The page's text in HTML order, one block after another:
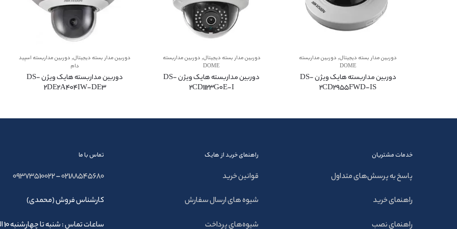
دوربین مدار بسته دیجیتال,دوربین مداربسته
DOME
دوربین مداربسته هایک ویژن DS-
2CD2955FWD-IS
دوربین مدار بسته دیجیتال,دوربین مداربسته
DOME
دوربین مداربسته هایک ویژن DS-
2CD1123G0E-I
دوربین مدار بسته دیجیتال,دوربین مداربسته اسپید
دام
دوربین مداربسته هایک ویژن DS-
2DE2A404IW-DE3
خدمات مشتریان
پاسخ به پرسش‌های متداول
راهنمای خرید
راهنمای نصب
راهنمای خرید از هایک
قوانین خرید
شیوه های ارسال سفارش
شیوه‌های پرداخت
تماس با ما
02188545680
–
09373510022
کارشناس فروش (محمدی)